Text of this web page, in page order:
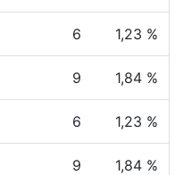
6 1,23 %
9 1,84 %
6 1,23 %
9 1,84 %